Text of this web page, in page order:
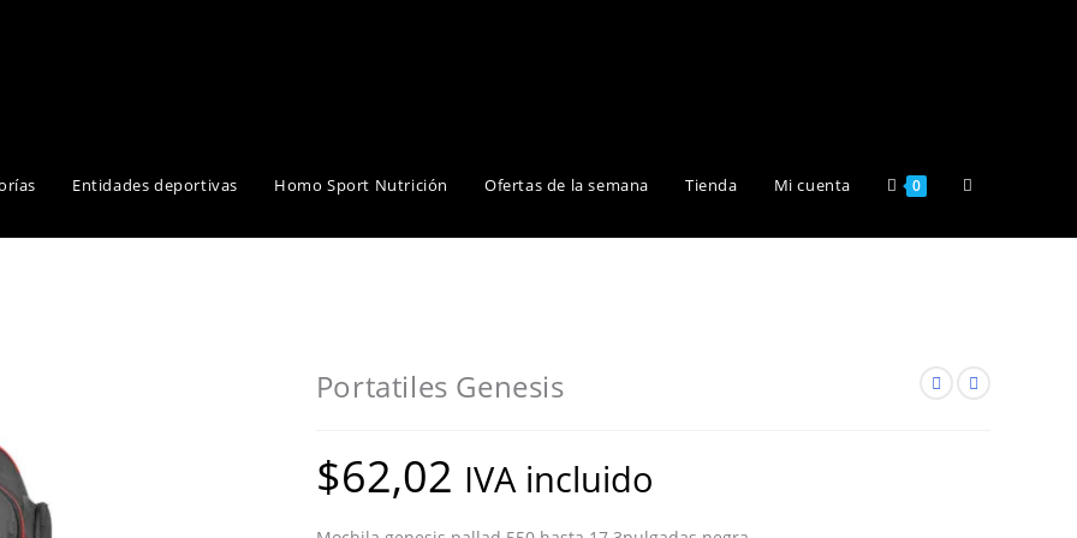
Entidades deportivas Homo Sport Nutrición Ofertas de la semana Tienda Mi cuenta 0 Alternar
Portatiles Genesis
$62,02 IVA incluido